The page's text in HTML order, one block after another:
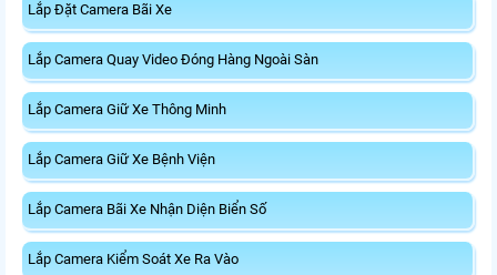
Lắp Đặt Camera Bãi Xe
Lắp Camera Quay Video Đóng Hàng Ngoài Sàn
Lắp Camera Giữ Xe Thông Minh
Lắp Camera Giữ Xe Bệnh Viện
Lắp Camera Bãi Xe Nhận Diện Biển Số
Lắp Camera Kiểm Soát Xe Ra Vào